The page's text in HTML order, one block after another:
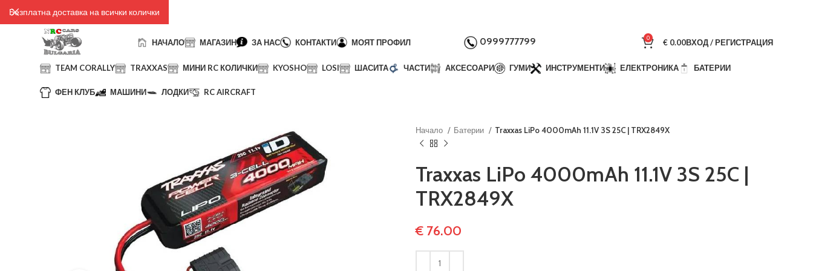
НАЧАЛО МАГАЗИН ЗА НАС КОНТАКТИ МОЯТ ПРОФИЛ 0999777799 0 € 0.00ВХОД / РЕГИСТРАЦИЯ
TEAM CORALLY TRAXXAS МИНИ RC КОЛИЧКИ KYOSHO LOSI ШАСИТА ЧАСТИ АКСЕСОАРИ ГУМИ ИНСТРУМЕНТИ ЕЛЕКТРОНИКА БАТЕРИИ
ФЕН КЛУБ МАШИНИ ЛОДКИ RC AIRCRAFT
Начало Батерии Traxxas LiPo 4000mAh 11.1V 3S 25C | TRX2849X
Traxxas LiPo 4000mAh 11.1V 3S 25C |
TRX2849X
€ 76.00
Безплатна доставка на всички колички